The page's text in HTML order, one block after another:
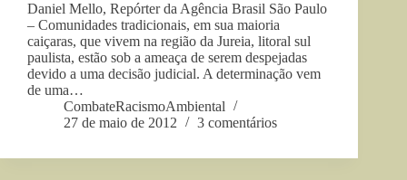
Daniel Mello, Repórter da Agência Brasil São Paulo
– Comunidades tradicionais, em sua maioria
caiçaras, que vivem na região da Jureia, litoral sul
paulista, estão sob a ameaça de serem despejadas
devido a uma decisão judicial. A determinação vem
de uma…
CombateRacismoAmbiental
27 de maio de 2012
3 comentários